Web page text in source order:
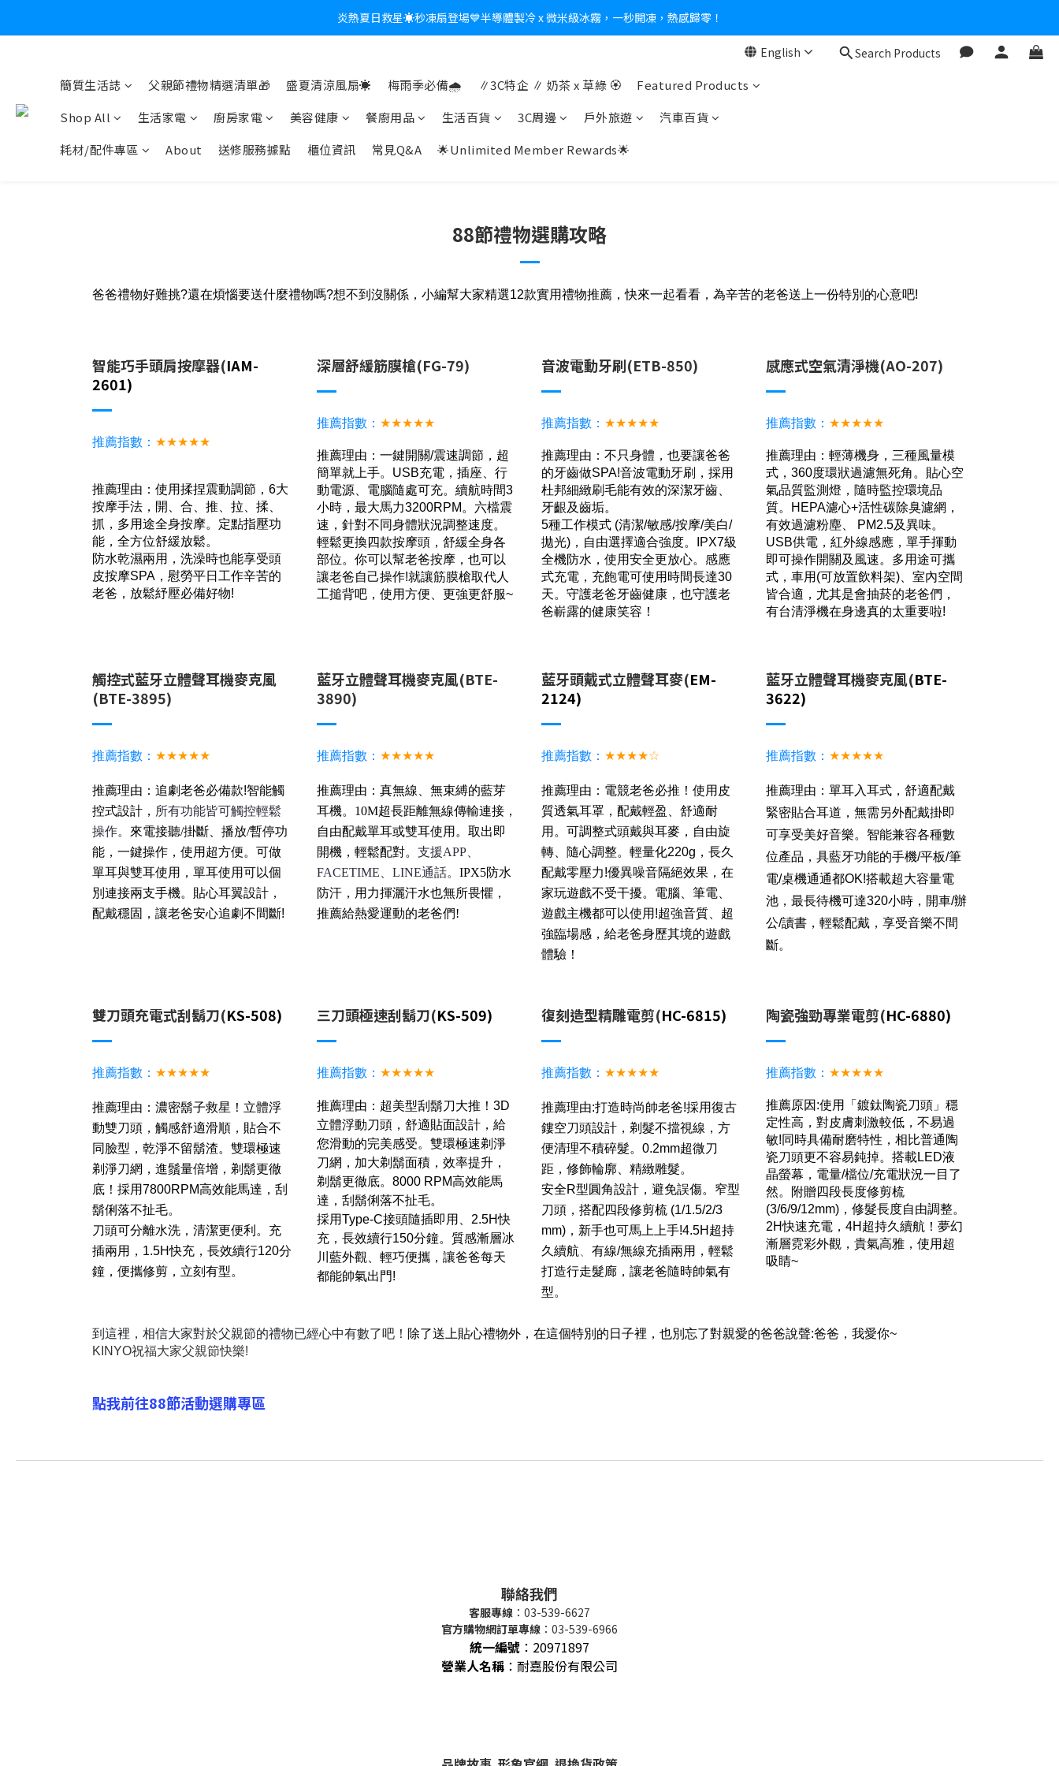
新會員送$100購物金✨再享消費回饋無極限
炎熱夏日救星☀️秒凍扇登場💙半導體製冷 x 微米級冰霧，一秒開凍，熱感歸零！
English Search Products
簡質生活誌 父親節禮物精選清單🎁 盛夏清涼風扇☀️ 梅雨季必備🌧️ ∥3C特企 ∥ 奶茶 x 草綠 🏵
Featured Products
Shop All
生活家電 廚房家電 美容健康 餐廚用品 生活百貨 3C周邊 戶外旅遊
汽車百貨
耗材/配件專區
About 送修服務據點 櫃位資訊 常見Q&A 🌟Unlimited Member Rewards🌟
88節禮物選購攻略
爸爸禮物好難挑?還在煩惱要送什麼禮物嗎?想不到沒關係，小編幫大家精選12款實用禮物推薦，快來一起看看，為辛苦的老爸送上一份特別的心意吧!
智能巧手頭肩按摩器(IAM-
2601)
推薦指數： ★★★★★
推薦理由：使用揉捏震動調節，6大
按摩手法，開、合、推、拉、揉、
抓，多用途全身按摩。定點指壓功
能，全方位舒緩放鬆。
防水乾濕兩用，洗澡時也能享受頭
皮按摩SPA，慰勞平日工作辛苦的
老爸，放鬆紓壓必備好物!
深層舒緩筋膜槍(FG-79)
推薦指數： ★★★★★
推薦理由：一鍵開關/震速調節，超
簡單就上手。USB充電，插座、行
動電源、電腦隨處可充。續航時間3
小時，最大馬力3200RPM。六檔震
速，針對不同身體狀況調整速度。
輕鬆更換四款按摩頭，舒緩全身各
部位。你可以幫老爸按摩，也可以
讓老爸自己操作!就讓筋膜槍取代人
工搥背吧，使用方便、更強更舒服~
音波電動牙刷(ETB-850)
推薦指數： ★★★★★
推薦理由：不只身體，也要讓爸爸
的牙齒做SPA!音波電動牙刷，採用
杜邦細緻刷毛能有效的深潔牙齒、
牙齦及齒垢。
5種工作模式 (清潔/敏感/按摩/美白/
拋光)，自由選擇適合強度。IPX7級
全機防水，使用安全更放心。感應
式充電，充飽電可使用時間長達30
天。守護老爸牙齒健康，也守護老
爸嶄露的健康笑容！
感應式空氣清淨機(AO-207)
推薦指數： ★★★★★
推薦理由：輕薄機身，三種風量模
式，360度環狀過濾無死角。貼心空
氣品質監測燈，隨時監控環境品
質。HEPA濾心+活性碳除臭濾網，
有效過濾粉塵、 PM2.5及異味。
USB供電，紅外線感應，單手揮動
即可操作開關及風速。多用途可攜
式，車用(可放置飲料架)、室內空間
皆合適，尤其是會抽菸的老爸們，
有台清淨機在身邊真的太重要啦!
觸控式藍牙立體聲耳機麥克風
(BTE-3895)
推薦指數： ★★★★★
推薦理由：追劇老爸必備款!智能觸
控式設計， 所有功能皆可觸控輕鬆
操作。 來電接聽/掛斷、播放/暫停功
能，一鍵操作，使用超方便。可做
單耳與雙耳使用，單耳使用可以個
別連接兩支手機。貼心耳翼設計，
配戴穩固， 讓老爸安心追劇不間斷!
藍牙立體聲耳機麥克風(BTE-
3890)
推薦指數： ★★★★★
推薦理由：真無線、無束縛的藍芽
耳機。10M超長距離無線傳輸連接，
自由配戴單耳或雙耳使用。 取出即
開機，輕鬆配對。 支援APP、
FACETIME、LINE通話。 IPX5防水
防汗，用力揮灑汗水也無所畏懼，
推薦給熱愛運動的老爸們!
藍牙頭戴式立體聲耳麥(EM-
2124)
推薦指數： ★★★★☆
推薦理由：電競老爸必推！使用皮
質透氣耳罩，配戴輕盈、舒適耐
用。 可調整式頭戴與耳麥 ， 自由旋
轉、隨心調整。輕量化220g，長久
配戴零壓力!優異噪音隔絕效果，在
家玩遊戲不受干擾。電腦、筆電、
遊戲主機都可以使用!超強音質、超
強臨場感，給老爸身歷其境的遊戲
體驗！
藍牙立體聲耳機麥克風(BTE-
3622)
推薦指數： ★★★★★
推薦理由：單耳入耳式，舒適配戴
緊密貼合耳道，無需另外配戴掛即
可享受美好音樂。智能兼容各種數
位產品，具藍牙功能的手機/平板/筆
電/桌機通通都OK!搭載超大容量電
池，最長待機可達320小時，開車/辦
公/讀書，輕鬆配戴，享受音樂不間
斷。
雙刀頭充電式刮鬍刀(KS-508)
推薦指數： ★★★★★
推薦理由：濃密鬍子救星！立體浮
動雙刀頭，觸感舒適滑順，貼合不
同臉型，乾淨不留鬍渣。雙環極速
剃淨刀網，進鬚量倍增，剃鬍更徹
底！採用7800RPM高效能馬達，刮
鬍俐落不扯毛。
刀頭可分離水洗，清潔更便利。充
插兩用，1.5H快充，長效續行120分
鐘，便攜修剪，立刻有型。
三刀頭極速刮鬍刀(KS-509)
推薦指數： ★★★★★
推薦理由：超美型刮鬍刀大推！ 3D
立體浮動刀頭， 舒適貼面設計，給
您滑動的完美感受。雙環極速剃淨
刀網，加大剃鬍面積，效率提升，
剃鬍更徹底。8000 RPM高效能馬
達，刮鬍俐落不扯毛。
採用Type-C接頭隨插即用、2.5H快
充，長效續行150分鐘。質感漸層冰
川藍外觀、輕巧便攜，讓爸爸每天
都能帥氣出門!
復刻造型精雕電剪(HC-6815)
推薦指數： ★★★★★
推薦理由:打造時尚帥老爸!採用復古
鏤空刀頭設計，剃髮不擋視線，方
便清理不積碎髮。0.2mm超微刀
距，修飾輪廓、精緻雕髮。
安全R型圓角設計，避免誤傷。窄型
刀頭，搭配四段修剪梳 (1/1.5/2/3
mm)，新手也可馬上上手!4.5H超持
久續航
有線/無線充插兩用，輕鬆
打造行走髮廊，讓老爸隨時帥氣有
型。
陶瓷強勁專業電剪(HC-6880)
推薦指數： ★★★★★
推薦原因:使用「鍍鈦陶瓷刀頭」穩
定性高，對皮膚刺激較低，不易過
敏!同時具備耐磨特性，相比普通陶
瓷刀頭更不容易鈍掉。搭載LED液
晶螢幕，電量/檔位/充電狀況一目了
然。附贈四段長度修剪梳
(3/6/9/12mm)，修髮長度自由調整。
2H快速充電，4H超持久續航！夢幻
漸層霓彩外觀，貴氣高雅，使用超
吸睛~
到這裡，相信大家對於父親節的禮物已經心中有數了吧！ 除了送上貼心禮物外，在這個特別的日子裡，也別忘了對親愛的爸爸說聲:爸爸，我愛你~
KINYO祝福大家父親節快樂!
點我前往88節活動選購專區
聯絡我們
客服專線 ：03-539-6627
官方購物網訂單專線 ：03-539-6966
統一編號 ： 20971897
營業人名稱 ：耐嘉股份有限公司